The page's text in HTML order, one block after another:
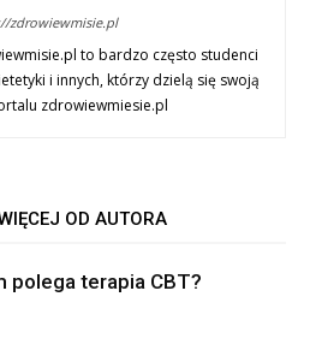
zdrowiewmisie.pl
to bardzo często studenci
i innych, którzy dzielą się swoją
zdrowiewmiesie.pl
OD AUTORA
polega terapia CBT?